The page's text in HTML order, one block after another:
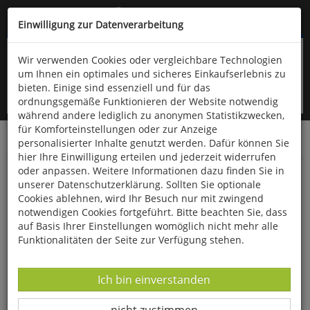
Kompletten Head der Seite überspringen
oder (06766) 9323-960
Startseite Fundgrube Advent & Weihnachten
Porzellanbecher »Palais Royal rot«
Einwilligung zur Datenverarbeitung
Wir verwenden Cookies oder vergleichbare Technologien
um Ihnen ein optimales und sicheres Einkaufserlebnis zu
bieten. Einige sind essenziell und für das
ordnungsgemäße Funktionieren der Website notwendig
während andere lediglich zu anonymen Statistikzwecken,
für Komforteinstellungen oder zur Anzeige
personalisierter Inhalte genutzt werden. Dafür können Sie
hier Ihre Einwilligung erteilen und jederzeit widerrufen
oder anpassen. Weitere Informationen dazu finden Sie in
unserer Datenschutzerklärung. Sollten Sie optionale
Cookies ablehnen, wird Ihr Besuch nur mit zwingend
notwendigen Cookies fortgeführt. Bitte beachten Sie, dass
auf Basis Ihrer Einstellungen womöglich nicht mehr alle
Funktionalitäten der Seite zur Verfügung stehen.
Datenverarbeitung -
Ich bin einverstanden